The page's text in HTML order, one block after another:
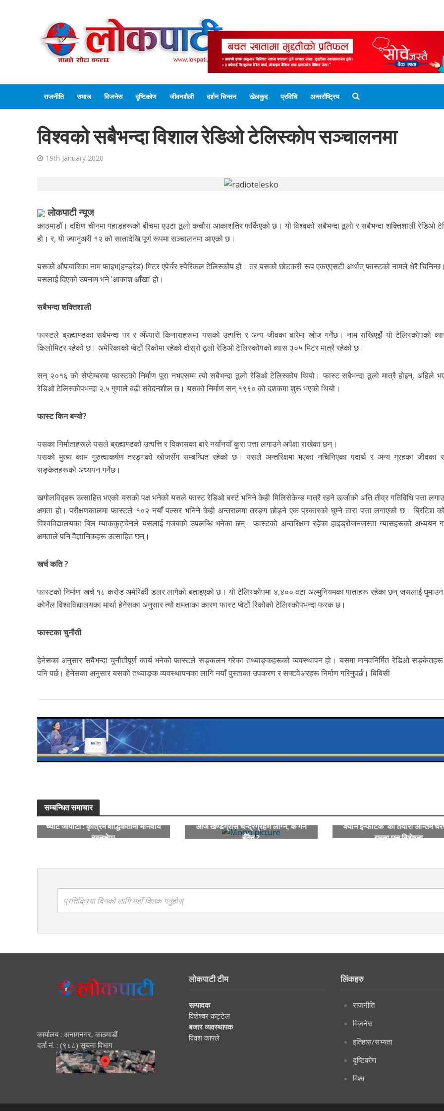
राजनीति समाज विजनेस दृष्टिकोण जीवनशैली दर्शन चिन्तन खेलकुद प्रविधि अन्तर्राष्ट्रिय
विश्वको सबैभन्दा विशाल रेडिओ टेलिस्कोप सञ्चालनमा
19th January 2020
लाेकपाटी न्यूज
काठमाडौं। दक्षिण चीनमा पहाडहरूको बीचमा एउटा ठूलो कचौरा आकाशतिर फर्किएको छ। यो विश्वको सबैभन्दा ठूलो र सबैभन्दा शक्तिशाली रेडिओ
हो। र, यो ज्यानुअरी १२ को सातादेखि पूर्ण रूपमा सञ्चालनमा आएको छ।
यसको औपचारिका नाम फाइभ(हन्ड्रेड) मिटर एपेर्चर स्पेरिकल टेलिस्कोप हो। तर यसको छोटकरी रूप एकएएसटी अर्थात् फास्टको नामले धेरै
यसलाई दिएको उपनाम भने ’आकाश आँखा’ हो।
सबैभन्दा शक्तिशाली
फास्टले ब्रह्माण्डका सबैभन्दा पर र अँध्यारो किनाराहरूमा यसको उत्पत्ति र अन्य जीवका बारेमा खोज गर्नेछ। नाम राखिएझैँ यो टेलिस्कोपको
किलोमिटर रहेको छ। अमेरिकाको प्वेर्टो रिकोमा रहेको दोस्रो ठूलो रेडिओ टेलिस्कोपको व्यास ३०५ मिटर मात्रै रहेको छ।
सन् २०१६ को सेप्टेम्बरमा फास्टको निर्माण पूरा नभएसम्म त्यो सबैभन्दा ठूलो रेडिओ टेलिस्कोप थियो। फास्ट सबैभन्दा ठूलो मात्रै होइन्, अहिले
रेडिओ टेलिस्कोपभन्दा २.५ गुणाले बढी संवेदनशील छ। यसको निर्माण सन् १९९० को दशकमा शुरू भएको थियो।
फास्ट किन बन्यो?
यसका निर्माताहरूले यसले ब्रह्माण्डको उत्पत्ति र विकासका बारे नयाँनयाँ कुरा पत्ता लगाउने अपेक्षा राखेका छन्।
यसको मुख्य काम गुरुत्वाकर्षण तरङ्गको खोजसँग सम्बन्धित रहेको छ। यसले अन्तरिक्षमा भएका नचिनिएका पदार्थ र अन्य ग्रहका जीवका
सङ्केतहरूको अध्ययन गर्नेछ।
खगोलविद्हरू उत्साहित भएको यसको पक्ष भनेको यसले फास्ट रेडिओ बर्स्ट भनिने केही मिलिसेकेन्ड मात्रै रहने ऊर्जाको अति तीव्र गतिविधि पत्ता
क्षमता हो। परीक्षणकालमा फास्टले १०२ नयाँ पल्सर भनिने केही अन्तरालमा तरङ्ग छोड्ने एक प्रकारको घुम्ने तारा पत्ता लगाएको छ। ब्रिटिश
विश्वविद्यालयका बिल म्याककुट्चेनले यसलाई गजबको उपलब्धि भनेका छन्। फास्टको अन्तरिक्षमा रहेका हाइड्रोजनजस्ता ग्यासहरूको अध्ययन
क्षमताले पनि वैज्ञानिकहरू उत्साहित छन्।
खर्च कति ?
फास्टको निर्माण खर्च १८ करोड अमेरिकी डलर लागेको बताइएको छ। यो टेलिस्कोपमा ४,४०० वटा अल्मुनियमका पाताहरू रहेका छन् जसलाई घुमाउन
कोर्नेल विश्वविद्यालयका मार्था हेनेसका अनुसार त्यो क्षमताका कारण फास्ट प्वेर्टो रिकोको टेलिस्कोपभन्दा फरक छ।
फास्टका चुनौती
हेनेसका अनुसार सबैभन्दा चुनौतीपूर्ण कार्य भनेको फास्टले सङ्कलन गरेका तथ्याङ्कहरूको व्यवस्थापन हो। यसमा मानवनिर्मित रेडिओ
पनि पर्छ। हेनेसका अनुसार यसको तथ्याङ्क व्यवस्थापनका लागि नयाँ पुस्ताका उपकरण र सफ्टवेअरहरू निर्माण गरिनुपर्छ। बिबिसी
सम्बन्धित समाचार
च्याट जीपीटी : कृत्रिम बौद्धिकतामा मानवीय
हस्तक्षेप!
आज खण्डग्रास चन्द्रग्रहण लाग्ने, के गर्न
हुँदैन ?
‘क्यान इन्फोटेक’ को तयारी अन्तिम
यस्ता छन् विशेषता
प्रतिक्रिया दिनको लागि यहाँ क्लिक गर्नुहोस्
कार्यालय : अनामनगर, काठमाडाैं
दर्ता नं. : (९८८) सूचना विभाग
लोकपाटी टीम
सम्पादक
विशेश्वर कट्टेल
बजार व्यवस्थापक
विवश काफ्ले
लिंकहरु
राजनीति
विजनेस
इतिहास/सभ्यता
दृष्टिकोण
विश्व